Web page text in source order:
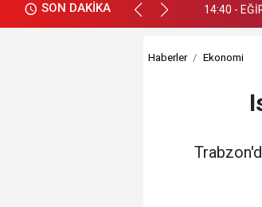
SON DAKİKA
14:40 -
Haberler Ekonomi